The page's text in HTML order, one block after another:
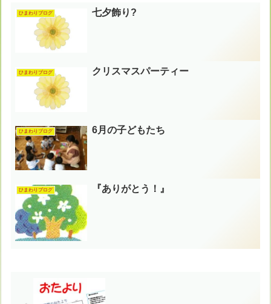
ひまわりブログ 七夕飾り?
ひまわりブログ クリスマスパーティー
ひまわりブログ 6月の子どもたち
ひまわりブログ 『ありがとう！』